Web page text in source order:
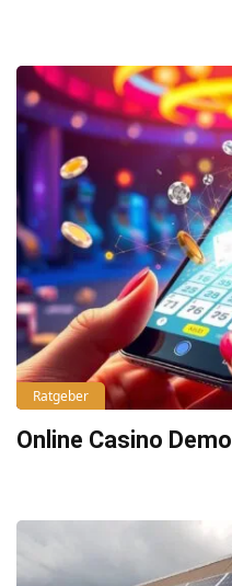
Ratgeber
Online Casino Demo